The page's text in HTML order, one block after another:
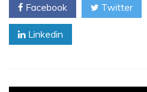
Facebook Twitter
Linkedin